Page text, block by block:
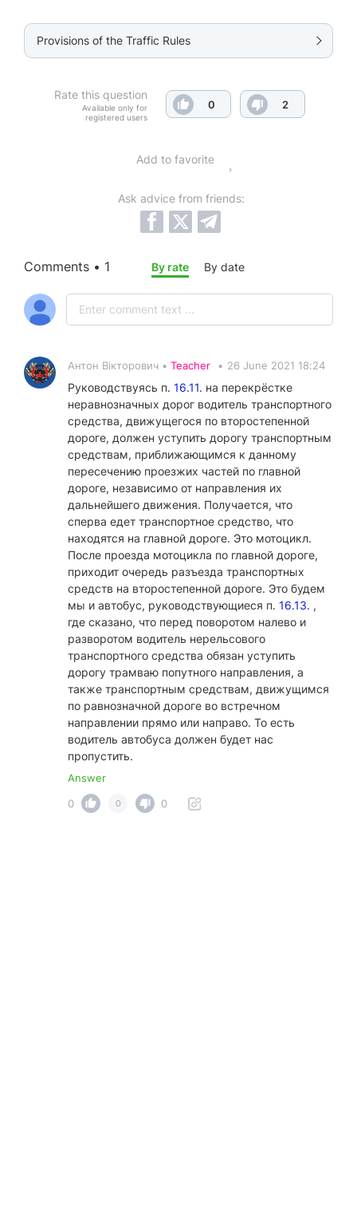
Provisions of the Traffic Rules
Rate this question
Available only for
registered users
0 2
Add to favorite
Ask advice from friends:
Comments • 1 By rate By date
Антон Вікторович • Teacher • 26 June 2021 18:24
Руководствуясь п. 16.11. на перекрёстке
неравнозначных дорог водитель транспортного
средства, движущегося по второстепенной
дороге, должен уступить дорогу транспортным
средствам, приближающимся к данному
пересечению проезжих частей по главной
дороге, независимо от направления их
дальнейшего движения. Получается, что
сперва едет транспортное средство, что
находятся на главной дороге. Это мотоцикл.
После проезда мотоцикла по главной дороге,
приходит очередь разъезда транспортных
средств на второстепенной дороге. Это будем
мы и автобус, руководствующиеся п. 16.13. ,
где сказано, что перед поворотом налево и
разворотом водитель нерельсового
транспортного средства обязан уступить
дорогу трамваю попутного направления, а
также транспортным средствам, движущимся
по равнозначной дороге во встречном
направлении прямо или направо. То есть
водитель автобуса должен будет нас
пропустить.
Answer
0
0 0